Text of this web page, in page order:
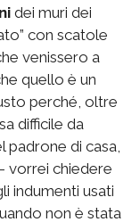
dei muri dei
con scatole
venissero a
quello è un
perché, oltre
difficile da
di casa,
vorrei chiedere
indumenti usati
non è stata